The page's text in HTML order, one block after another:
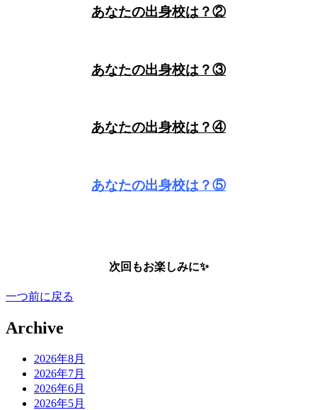
あなたの出身校は？②
あなたの出身校は？③
あなたの出身校は？④
あなたの出身校は？⑤
次回もお楽しみに✨
一つ前に戻る
Archive
2026年8月
2026年7月
2026年6月
2026年5月